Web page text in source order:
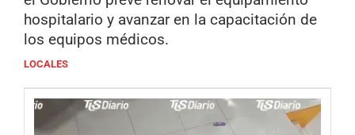
hospitalario y avanzar en la capacitación de
los equipos médicos.
LOCALES